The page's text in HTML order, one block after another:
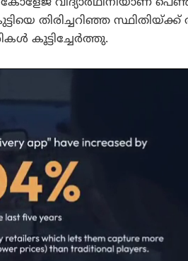
തിരിച്ചറിഞ്ഞ സ്ഥിതിയ്ക്ക്
കൂട്ടിച്ചേർത്തു.